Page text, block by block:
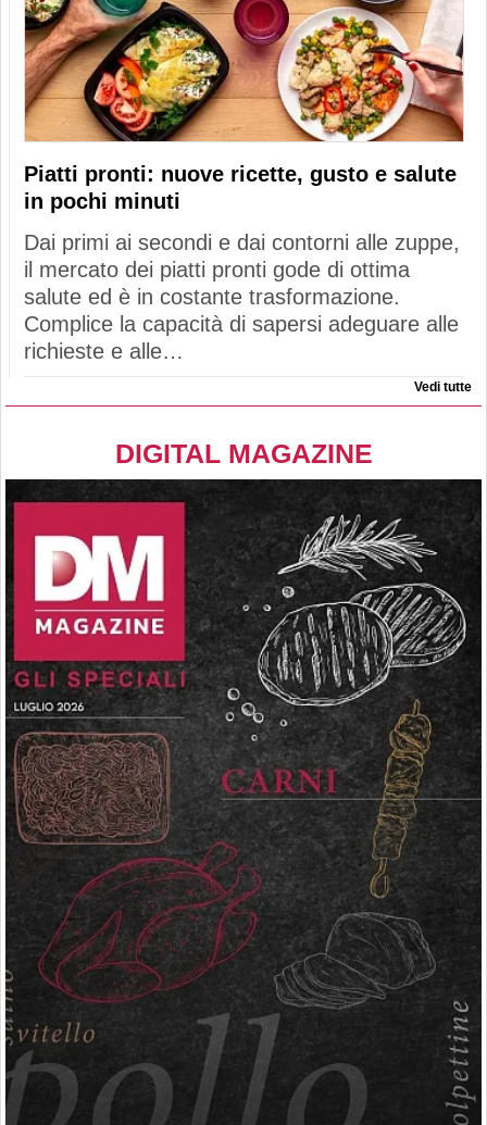
Piatti pronti: nuove ricette, gusto e salute
in pochi minuti
Dai primi ai secondi e dai contorni alle zuppe,
il mercato dei piatti pronti gode di ottima
salute ed è in costante trasformazione.
Complice la capacità di sapersi adeguare alle
richieste e alle…
Vedi tutte
DIGITAL MAGAZINE